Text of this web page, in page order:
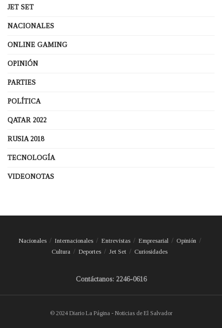
JET SET
NACIONALES
ONLINE GAMING
OPINIÓN
PARTIES
POLÍTICA
QATAR 2022
RUSIA 2018
TECNOLOGÍA
VIDEONOTAS
Nacionales Internacionales Entrevistas Empresarial
Opinión
Cultura
Deportes Jet Set Curiosidades
Contáctanos: 2246-0616
© 2024 Diario La Página - Noticias de El Salvador